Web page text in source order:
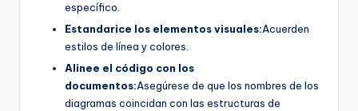
específico.
Estandarice los elementos visuales:Acuerden
estilos de línea y colores.
Alinee el código con los
documentos:Asegúrese de que los nombres de los
diagramas coincidan con las estructuras de